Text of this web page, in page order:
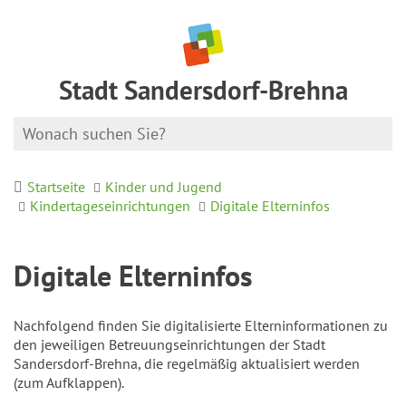
Stadt Sandersdorf-Brehna
Startseite
Kinder und Jugend
Kindertageseinrichtungen
Digitale Elterninfos
Digitale Elterninfos
Nachfolgend finden Sie digitalisierte Elterninformationen zu
den jeweiligen Betreuungseinrichtungen der Stadt
Sandersdorf-Brehna, die regelmäßig aktualisiert werden
(zum Aufklappen).